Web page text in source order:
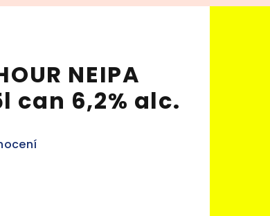
NEIPA
can 6,2% alc.